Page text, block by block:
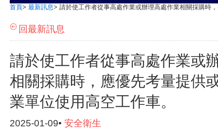
首頁> 最新訊息> 請於使工作者從事高處作業或辦理高處作業相關採購時
回最新訊息
請於使工作者從事高處作業或
相關採購時，應優先考量提供
業單位使用高空工作車。
2025-01-09• 安全衛生